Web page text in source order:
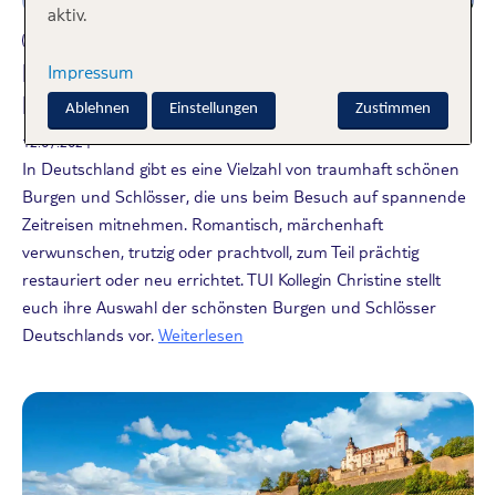
Die schönsten Burgen und Schlösser
Deutschlands
12.07.2024
In Deutschland gibt es eine Vielzahl von traumhaft schönen
Burgen und Schlösser, die uns beim Besuch auf spannende
Zeitreisen mitnehmen. Romantisch, märchenhaft
verwunschen, trutzig oder prachtvoll, zum Teil prächtig
restauriert oder neu errichtet. TUI Kollegin Christine stellt
euch ihre Auswahl der schönsten Burgen und Schlösser
Deutschlands vor. Weiterlesen
aktiv.
Impressum
Zustimmen
Ablehnen Einstellungen